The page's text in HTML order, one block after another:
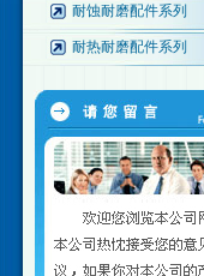
耐蚀耐磨配件系列
耐热耐磨配件系列